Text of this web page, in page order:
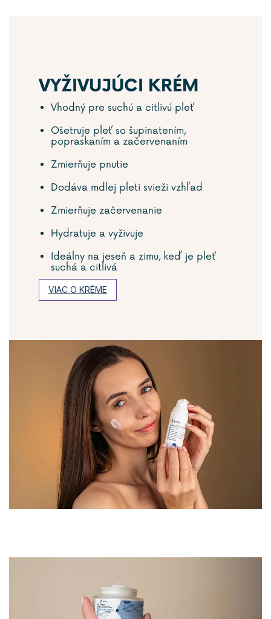
VYŽIVUJÚCI KRÉM
Vhodný pre suchú a citlivú pleť
Ošetruje pleť so šupinatením,
popraskaním a začervenaním
Zmierňuje pnutie
Dodáva mdlej pleti svieži vzhľad
Zmierňuje začervenanie
Hydratuje a vyživuje
Ideálny na jeseň a zimu, keď je pleť
suchá a citlivá
VIAC O KRÉME